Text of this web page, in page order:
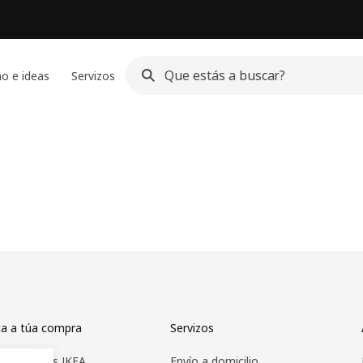
e ideas Servizos
a túa compra Servizos